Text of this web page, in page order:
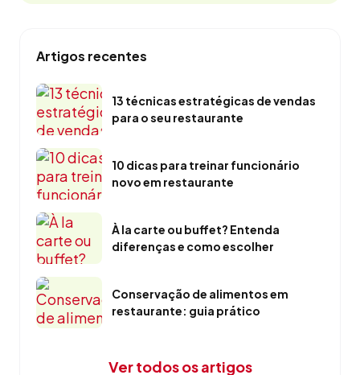
Artigos recentes
13 técnicas estratégicas de vendas
para o seu restaurante
10 dicas para treinar funcionário
novo em restaurante
À la carte ou buffet? Entenda
diferenças e como escolher
Conservação de alimentos em
restaurante: guia prático
Ver todos os artigos